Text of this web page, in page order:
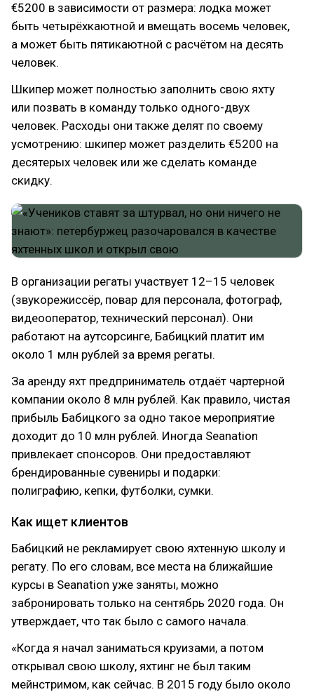
€5200 в зависимости от размера: лодка может
быть четырёхкаютной и вмещать восемь человек,
а может быть пятикаютной с расчётом на десять
человек.
Шкипер может полностью заполнить свою яхту
или позвать в команду только одного-двух
человек. Расходы они также делят по своему
усмотрению: шкипер может разделить €5200 на
десятерых человек или же сделать команде
скидку.
В организации регаты участвует 12–15 человек
(звукорежиссёр, повар для персонала, фотограф,
видеооператор, технический персонал). Они
работают на аутсорсинге, Бабицкий платит им
около 1 млн рублей за время регаты.
За аренду яхт предприниматель отдаёт чартерной
компании около 8 млн рублей. Как правило, чистая
прибыль Бабицкого за одно такое мероприятие
доходит до 10 млн рублей. Иногда Seanation
привлекает спонсоров. Они предоставляют
брендированные сувениры и подарки:
полиграфию, кепки, футболки, сумки.
Как ищет клиентов
Бабицкий не рекламирует свою яхтенную школу и
регату. По его словам, все места на ближайшие
курсы в Seanation уже заняты, можно
забронировать только на сентябрь 2020 года. Он
утверждает, что так было с самого начала.
«Когда я начал заниматься круизами, а потом
открывал свою школу, яхтинг не был таким
мейнстримом, как сейчас. В 2015 году было около